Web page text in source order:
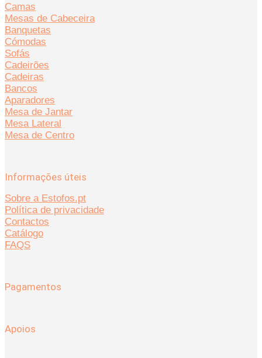
Camas
Mesas de Cabeceira
Banquetas
Cómodas
Sofás
Cadeirões
Cadeiras
Bancos
Aparadores
Mesa de Jantar
Mesa Lateral
Mesa de Centro
Informações úteis
Sobre a Estofos.pt
Política de privacidade
Contactos
Catálogo
FAQS
Pagamentos
Apoios